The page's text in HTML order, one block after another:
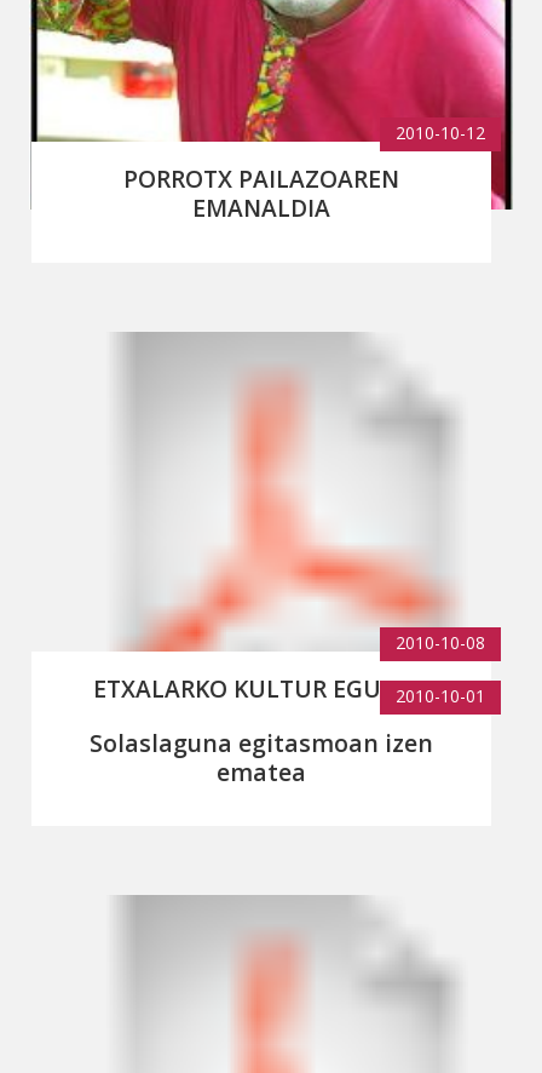
2010-10-12
PORROTX PAILAZOAREN
EMANALDIA
2010-10-08
ETXALARKO KULTUR EGUNAK2010-10-01
Solaslaguna egitasmoan izen
ematea